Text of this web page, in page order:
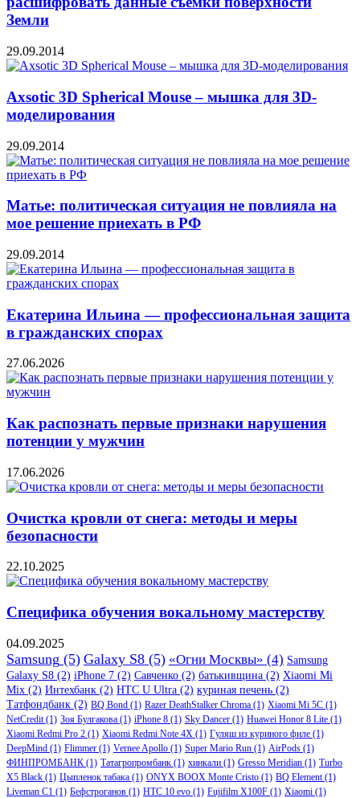
Земли
29.09.2014
Axsotic 3D Spherical Mouse – мышка для 3D-
моделирования
29.09.2014
Матье: политическая ситуация не повлияла на
мое решение приехать в РФ
29.09.2014
Екатерина Ильина — профессиональная защита
в гражданских спорах
27.06.2026
Как распознать первые признаки нарушения
потенции у мужчин
17.06.2026
Очистка кровли от снега: методы и меры
безопасности
22.10.2025
Специфика обучения вокальному мастерству
04.09.2025
Samsung (5) Galaxy S8 (5) «Огни Москвы» (4) Samsung
Galaxy S8 (2) iPhone 7 (2) Савченко (2) батькивщина (2) Xiaomi Mi
Mix (2) Интехбанк (2) HTC U Ultra (2) куриная печень (2)
Татфондбанк (2) BQ Bond (1) Razer DeathStalker Chroma (1) Xiaomi Mi 5C (1)
NetCredit (1) Зоя Булгакова (1) iPhone 8 (1) Sky Dancer (1) Huawei Honor 8 Lite (1)
Xiaomi Redmi Pro 2 (1) Xiaomi Redmi Note 4X (1) Гуляш из куриного филе (1)
DeepMind (1) Flimmer (1) Vernee Apollo (1) Super Mario Run (1) AirPods (1)
ФИНПРОМБАНК (1) Татагропромбанк (1) хинкали (1) Gresso Meridian (1) Turbo
X5 Black (1) Цыпленок табака (1) ONYX BOOX Monte Cristo (1) BQ Element (1)
Liveman C1 (1) Бефстроганов (1) HTC 10 evo (1) Fujifilm X100F (1) Xiaomi (1)